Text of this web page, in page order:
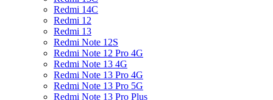
Redmi 14C
Redmi 12
Redmi 13
Redmi Note 12S
Redmi Note 12 Pro 4G
Redmi Note 13 4G
Redmi Note 13 Pro 4G
Redmi Note 13 Pro 5G
Redmi Note 13 Pro Plus